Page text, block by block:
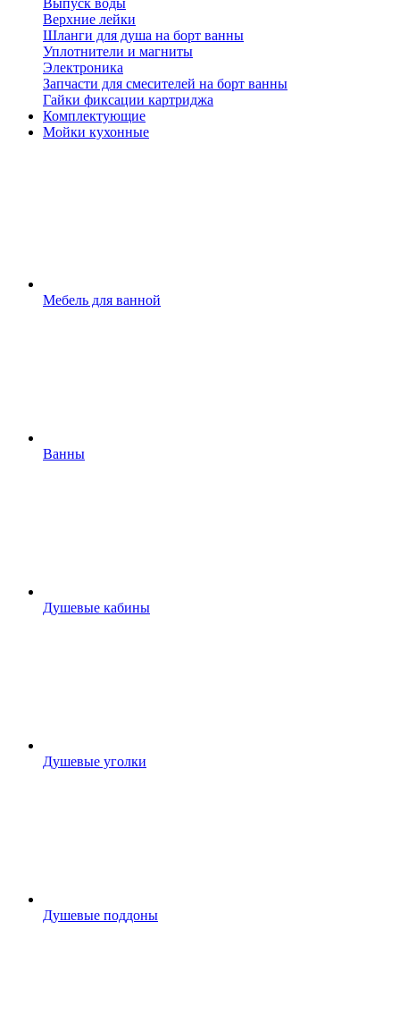
Выпуск воды
Верхние лейки
Шланги для душа на борт ванны
Уплотнители и магниты
Электроника
Запчасти для смесителей на борт ванны
Гайки фиксации картриджа
Комплектующие
Мойки кухонные
Мебель для ванной
Ванны
Душевые кабины
Душевые уголки
Душевые поддоны